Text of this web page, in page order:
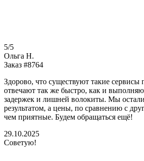
5/5
Ольга Н.
Заказ #8764
Здорово, что существуют такие сервисы
отвечают так же быстро, как и
задержек и лишней волокиты. Мы
результатом, а цены, по сравнению с
чем приятные. Будем обращаться ещё!
29.10.2025
Советую!